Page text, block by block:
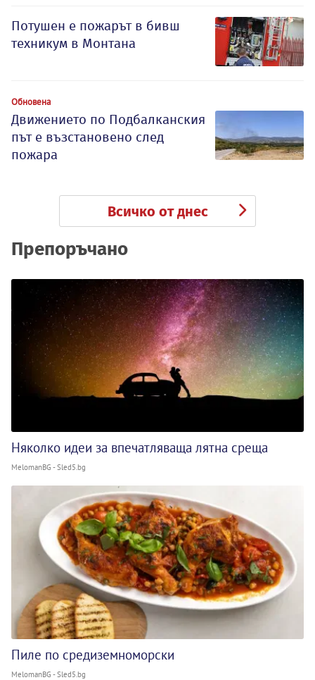
Потушен е пожарът в бивш
техникум в Монтана
Обновена
Движението по Подбалканския
път е възстановено след
пожара
Всичко от днес
Препоръчано
Няколко идеи за впечатляваща лятна среща
MelomanBG - Sled5.bg
Пиле по средиземноморски
MelomanBG - Sled5.bg